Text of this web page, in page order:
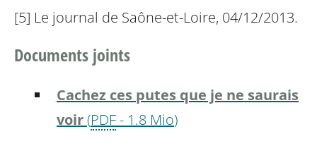
[5] Le journal de Saône-et-Loire, 04/12/2013.
Documents joints
Cachez ces putes que je ne saurais
voir(PDF- 1.8 Mio)